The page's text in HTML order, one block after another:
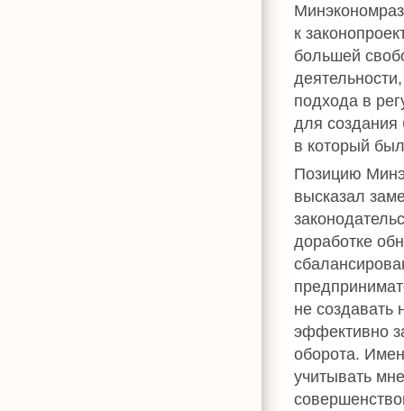
к
большей
подхода в
для создания
в который
Позицию
высказал
доработке
не
эффективно
оборота.
учитывать